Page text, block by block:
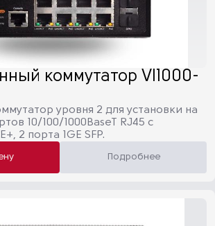
коммутатор VI1000-
уровня 2 для установки на
10/100/1000BaseT RJ45 с
2 порта 1GE SFP.
Подробнее